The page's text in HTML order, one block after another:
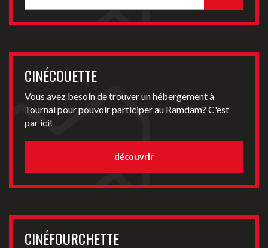
CINÉCOUETTE
Vous avez besoin de trouver un hébergement à
Tournai pour pouvoir participer au Ramdam? C'est
par ici!
découvrir
CINÉFOURCHETTE